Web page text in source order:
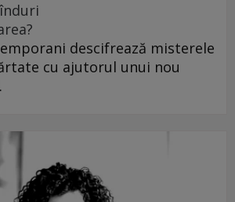
descifrează misterele
cu ajutorul unui nou